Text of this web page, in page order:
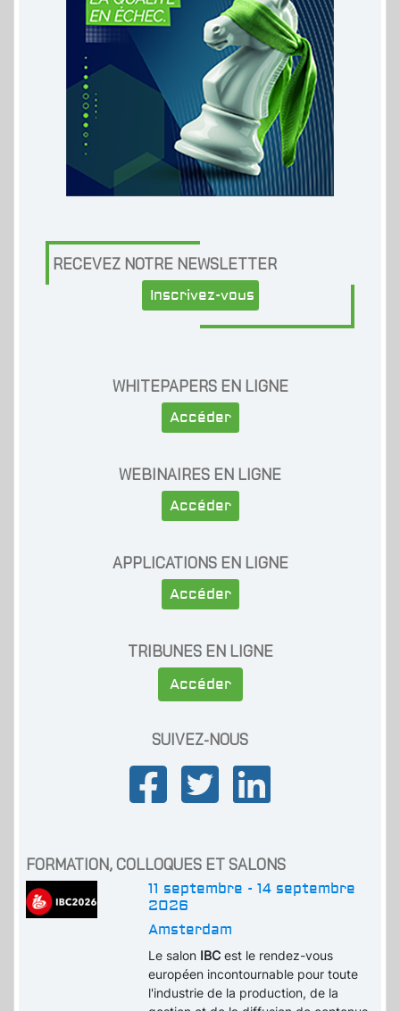
RECEVEZ NOTRE NEWSLETTER
Inscrivez-vous
WHITEPAPERS EN LIGNE
Accéder
WEBINAIRES EN LIGNE
Accéder
APPLICATIONS EN LIGNE
Accéder
TRIBUNES EN LIGNE
Accéder
SUIVEZ-NOUS
FORMATION, COLLOQUES ET SALONS
11 septembre - 14 septembre
2026
Amsterdam
Le salon IBCest le rendez-vous
européen incontournable pour toute
l'industrie de la production, de la